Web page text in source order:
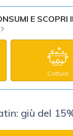
E SCOPRI
Cottura
giù del